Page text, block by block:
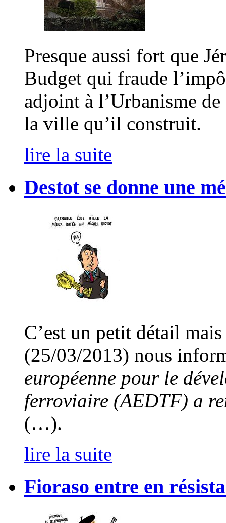
Presque aussi fort que
Budget qui fraude
adjoint à l’Urbanisme
la ville qu’il construit.
lire la suite
Destot se donne une
C’est un petit détail
(25/03/2013) nous
européenne pour le
ferroviaire (AEDTF) a
(…).
lire la suite
Fioraso entre en